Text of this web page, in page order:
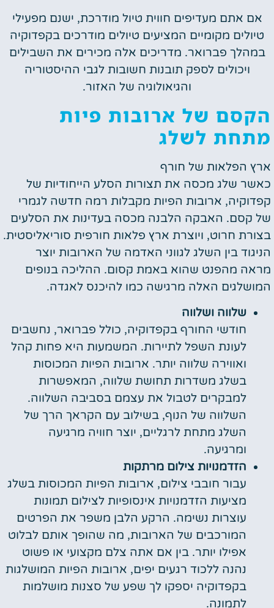
אם אתם מעדיפים חווית טיול מודרכת, ישנם מפעילי
טיולים מקומיים המציעים טיולים מודרכים בקפדוקיה
במהלך פברואר. מדריכים אלה מכירים את השבילים
ויכולים לספק תובנות חשובות לגבי ההיסטוריה
והגיאולוגיה של האזור.
הקסם של ארובות פיות
מתחת לשלג
ארץ הפלאות של חורף
כאשר שלג מכסה את תצורות הסלע הייחודיות של
קפדוקיה, ארובות הפיות מקבלות רמה חדשה לגמרי
של קסם. האבקה הלבנה מכסה בעדינות את הסלעים
בצורת חרוט, ויוצרת ארץ פלאות חורפית סוריאליסטית.
הניגוד בין השלג לגווני האדמה של הארובות יוצר
מראה מהפנט שהוא באמת קסום. ההליכה בנופים
המושלגים האלה מרגישה כמו להיכנס לאגדה.
שלווה ושלווה
חודשי החורף בקפדוקיה, כולל פברואר, נחשבים
לעונת השפל לתיירות. המשמעות היא פחות קהל
ואווירה שלווה יותר. ארובות הפיות המכוסות
בשלג משדרות תחושת שלווה, המאפשרות
למבקרים לטבול את עצמם בסביבה השלווה.
השלווה של הנוף, בשילוב עם הקראך הרך של
השלג מתחת לרגליים, יוצר חוויה מרגיעה
ומרגיעה.
הזדמנויות צילום מרתקות
עבור חובבי צילום, ארובות הפיות המכוסות בשלג
מציעות הזדמנויות אינסופיות לצילום תמונות
עוצרות נשימה. הרקע הלבן משפר את הפרטים
המורכבים של הארובות, מה שהופך אותם לבלוט
אפילו יותר. בין אם אתה צלם מקצועי או פשוט
נהנה ללכוד רגעים יפים, ארובות הפיות המושלגות
בקפדוקיה יספקו לך שפע של סצנות מושלמות
לתמונה.